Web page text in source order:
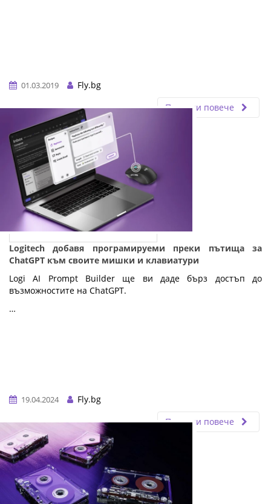
01.03.2019
Fly.bg
Прочети повече
Logitech добавя програмируеми преки пътища за
ChatGPT към своите мишки и клавиатури
Logi AI Prompt Builder ще ви даде бърз достъп до
възможностите на ChatGPT.
…
19.04.2024
Fly.bg
Прочети повече